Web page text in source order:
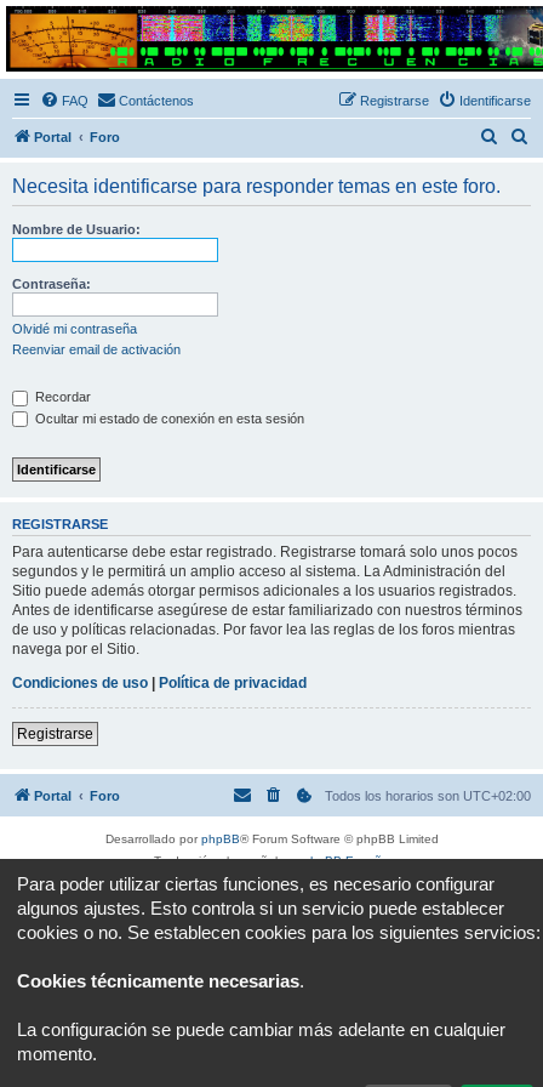
Radio Frecuencias
Foro de Radio Frecuencias
FAQ Contáctenos Identificarse
Registrarse
Portal Foro
Necesita identificarse para responder temas en este foro.
Nombre de Usuario:
Contraseña:
Olvidé mi contraseña
Reenviar email de activación
Recordar
Ocultar mi estado de conexión en esta sesión
REGISTRARSE
Para autenticarse debe estar registrado. Registrarse tomará solo unos pocos
segundos y le permitirá un amplio acceso al sistema. La Administración del
Sitio puede además otorgar permisos adicionales a los usuarios registrados.
Antes de identificarse asegúrese de estar familiarizado con nuestros términos
de uso y políticas relacionadas. Por favor lea las reglas de los foros mientras
navega por el Sitio.
Condiciones de uso | Política de privacidad
Registrarse
Portal Foro Todos los horarios son UTC+02:00
Desarrollado porphpBB® Forum Software © phpBB Limited
Traducción al español porphpBB España
Privacidad|Condiciones
Para poder utilizar ciertas funciones, es necesario configurar
algunos ajustes. Esto controla si un servicio puede establecer
cookies o no. Se establecen cookies para los siguientes servicios:
Cookies técnicamente necesarias.
La configuración se puede cambiar más adelante en cualquier
momento.